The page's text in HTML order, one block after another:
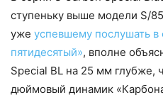
ступеньку выше модели S/
уже успевшему послушать в
пятидесятый», вполне
Special BL на 25 мм глубже,
дюймовый динамик